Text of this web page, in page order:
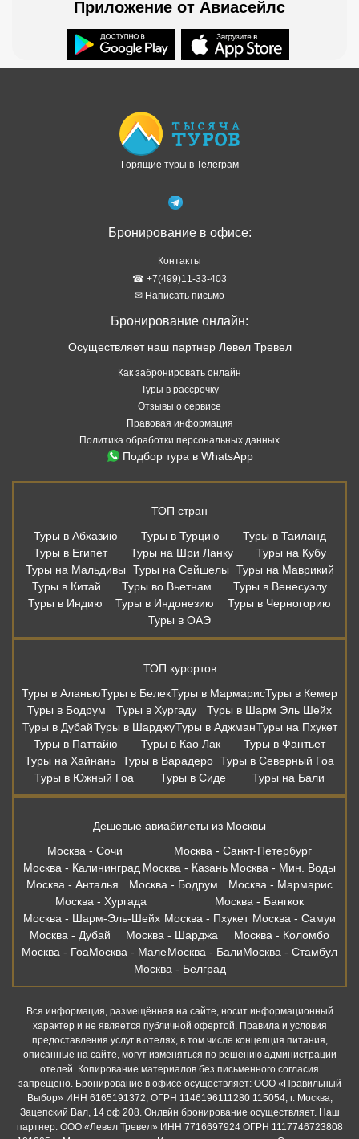
Горящие туры в Телеграм
☎ +7(499)11-33-403
✉ Написать письмо
Бронирование онлайн:
Туры в рассрочку
Правовая информация
Политика обработки персональных данных
Подбор тура в WhatsApp
ТОП стран
Туры в Турцию
Туры на Шри Ланку
Туры на Сейшелы
Туры во Вьетнам
Туры в Индию
Туры в Индонезию
Туры в Черногорию
Туры в ОАЭ
ТОП курортов
Туры в АланьюТуры в Белек Туры в МармарисТуры в Кемер
Туры в Бодрум
Туры в Хургаду
Туры в Шарм Эль Шейх
Туры в ДубайТуры в Шарджу Туры в АджманТуры на Пхукет
Туры в Паттайю
Туры в Као Лак
Туры в Фантьет
Туры на Хайнань Туры в Варадеро
Туры в Северный Гоа
Туры в Сиде
Дешевые авиабилеты из Москвы
Москва - Сочи
Москва - Санкт-Петербург
Москва - Калининград Москва - Казань Москва - Мин. Воды
Москва - Анталья
Москва - Бодрум
Москва - Мармарис
Москва - Хургада
Москва - Бангкок
Москва - Шарм-Эль-Шейх Москва - Пхукет Москва - Самуи
Москва - Дубай
Москва - Шарджа
Москва - Коломбо
Москва - ГоаМосква - МалеМосква - БалиМосква - Стамбул
Вся информация, размещённая на сайте, носит информационный
характер и не является публичной офертой. Правила и условия
предоставления услуг в отелях, в том числе концепция питания,
описанные на сайте, могут изменяться по решению администрации
отелей. Копирование материалов без письменного согласия
запрещено. Бронирование в офисе осуществляет: ООО «Правильный
Выбор» ИНН 6165191372, ОГРН 1146196111280 115054, г. Москва,
Зацепский Вал, 14 оф 208. Онлвйн бронирование осуществляет. Наш
партнер: ООО «Левел Тревел» ИНН 7716697924 ОГРН 1117746723808
121205, г. Москва, территория Инновационного центра «Сколково», ул.